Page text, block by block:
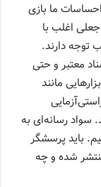
ما بازی
اغلب با
توجه دارند.
معتبر و حتی
مانند
سواد رسانه‌ای به
باید پرسشگر
شده و چه